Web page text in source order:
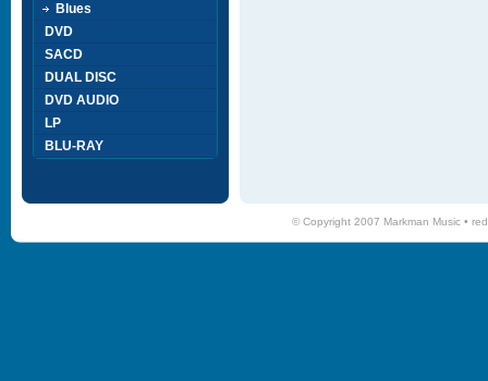
Blues
DVD
SACD
DUAL DISC
DVD AUDIO
LP
BLU-RAY
© Copyright 2007 Markman Music •